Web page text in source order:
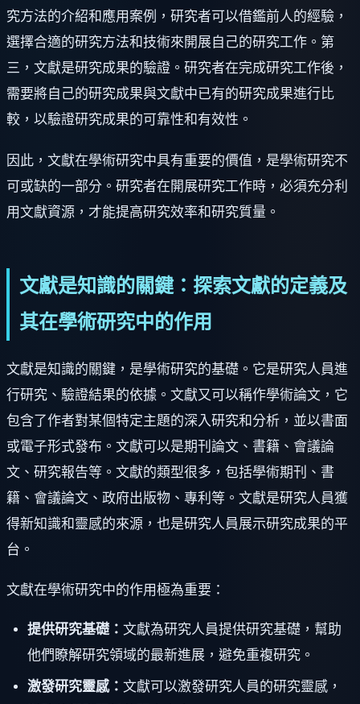
究方法的介紹和應用案例，研究者可以借鑑前人的經驗，
選擇合適的研究方法和技術來開展自己的研究工作。第
三，文獻是研究成果的驗證。研究者在完成研究工作後，
需要將自己的研究成果與文獻中已有的研究成果進行比
較，以驗證研究成果的可靠性和有效性。
因此，文獻在學術研究中具有重要的價值，是學術研究不
可或缺的一部分。研究者在開展研究工作時，必須充分利
用文獻資源，才能提高研究效率和研究質量。
文獻是知識的關鍵：探索文獻的定義及
其在學術研究中的作用
文獻是知識的關鍵，是學術研究的基礎。它是研究人員進
行研究、驗證結果的依據。文獻又可以稱作學術論文，它
包含了作者對某個特定主題的深入研究和分析，並以書面
或電子形式發布。文獻可以是期刊論文、書籍、會議論
文、研究報告等。文獻的類型很多，包括學術期刊、書
籍、會議論文、政府出版物、專利等。文獻是研究人員獲
得新知識和靈感的來源，也是研究人員展示研究成果的平
台。
文獻在學術研究中的作用極為重要：
提供研究基礎： 文獻為研究人員提供研究基礎，幫助
他們瞭解研究領域的最新進展，避免重複研究。
激發研究靈感： 文獻可以激發研究人員的研究靈感，